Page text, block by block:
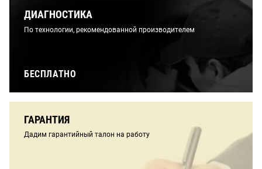
ДИАГНОСТИКА
По технологии, рекомендованной производителем
БЕСПЛАТНО
ГАРАНТИЯ
Дадим гарантийный талон на работу